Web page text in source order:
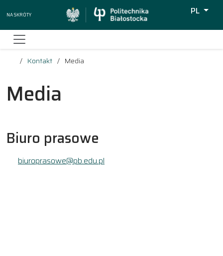
Na skróty
PL
Kontakt Media
Media
Biuro prasowe
biuroprasowe@pb.edu.pl